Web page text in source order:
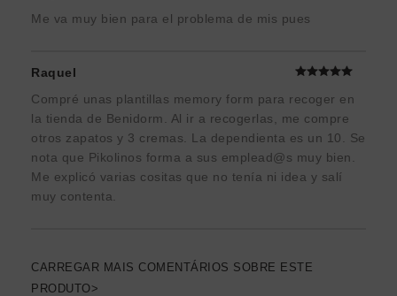
Me va muy bien para el problema de mis pues
Raquel
Compré unas plantillas memory form para recoger en
la tienda de Benidorm. Al ir a recogerlas, me compre
otros zapatos y 3 cremas. La dependienta es un 10. Se
nota que Pikolinos forma a sus emplead@s muy bien.
Me explicó varias cositas que no tenía ni idea y salí
muy contenta.
CARREGAR MAIS COMENTÁRIOS SOBRE ESTE
PRODUTO>